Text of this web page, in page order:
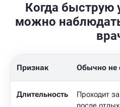
Когда быструю
можно
Признак Обычно не
Длительность
Проходит